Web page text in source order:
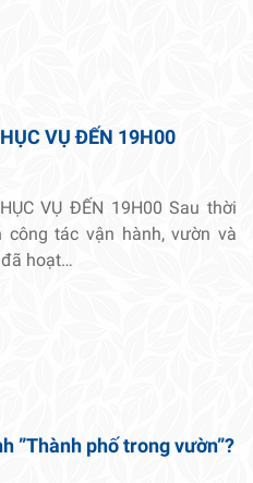
VỤ ĐẾN 19H00
VỤ ĐẾN 19H00 Sau thời
tác vận hành, vườn và
hoạt…
”Thành phố trong vườn”?